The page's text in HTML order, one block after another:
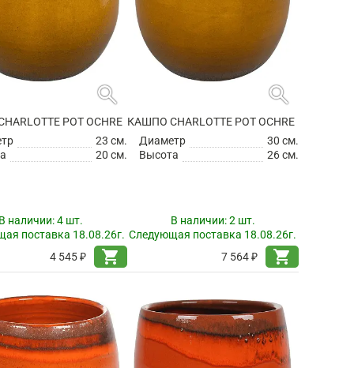
search
POT OCHRE
23 см.
20 см.
наличии:4 шт.
поставка 18.08.26г.
4 545 ₽
shopping_cart
search
КАШПО CHARLOTTE POT OCHRE
Диаметр
30 см.
Высота
26 см.
В наличии:2 шт.
Следующая поставка 18.08.26г.
7 564 ₽
shopping_cart